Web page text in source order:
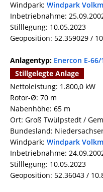
Windpark: Windpark
Inbetriebnahme:
Stilllegung: 10.05.2023
Geoposition: 52.359029 /
Anlagentyp: Enercon E-66/
Stillgelegte Anlage
Nettoleistung: 1.800,0 kW
Rotor-Ø: 70 m
Nabenhöhe: 65 m
Ort: Groß Twülpstedt /
Bundesland:
Windpark: Windpark
Inbetriebnahme:
Stilllegung: 10.05.2023
Geoposition: 52.36043 /